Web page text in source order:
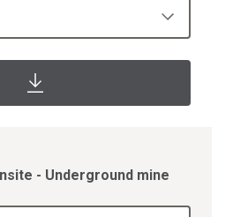
- Underground mine